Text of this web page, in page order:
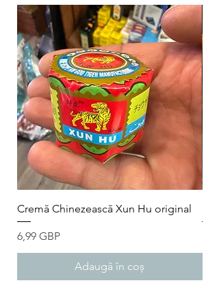
Cremă Chinezească Xun Hu original
Preț
6,99 GBP
Adaugă în coș